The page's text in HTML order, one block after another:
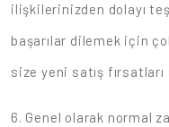
ilişkilerinizden dolayı
başarılar dilemek için
size yeni satış fırsatları
6. Genel olarak normal